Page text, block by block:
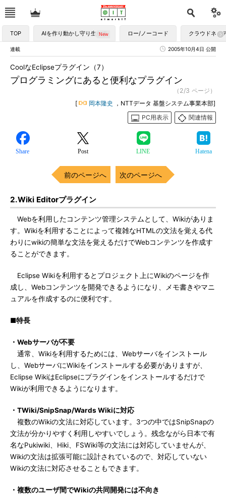
TOP AIを作り動かし守り生かす ロー/ノーコード クラウドネイ
連載 2005年10月4日 公開
プログラミングにあると便利なプラグイン
CoolなEclipseプラグイン（7）
（2/3 ページ）
[
岡本隆史
，NTTデータ 基盤システム事業本部]
PC用表示
関連情報
Share Post LINE Hatena
前のページへ 次のページへ
2.Wiki Editorプラグイン
Webを利用したコンテンツ管理システムとして、Wikiがありま
す。Wikiを利用することによって複雑なHTMLの文法を覚える代
わりにwikiの簡単な文法を覚えるだけでWebコンテンツを作成す
ることができます。
Eclipse Wikiを利用するとプロジェクト上にWikiのページを作
成し、Webコンテンツを開発できるようになり、メモ書きやマニ
ュアルを作成するのに便利です。
■特長
・Webサーバが不要
通常、Wikiを利用するためには、Webサーバをインストール
し、WebサーバにWikiをインストールする必要がありますが、
Eclipse WikiはEclipseにプラグインをインストールするだけで
Wikiが利用できるようになります。
・TWiki/SnipSnap/Wards Wikiに対応
複数のWikiの文法に対応しています。3つの中ではSnipSnapの
文法が分かりやすく利用しやすいでしょう。残念ながら日本で有
名なPukiwiki、Hiki、FSWiki等の文法には対応していませんが、
Wikiの文法は拡張可能に設計されているので、対応していない
Wikiの文法に対応させることもできます。
・複数のユーザ間でWikiの共同開発には不向き